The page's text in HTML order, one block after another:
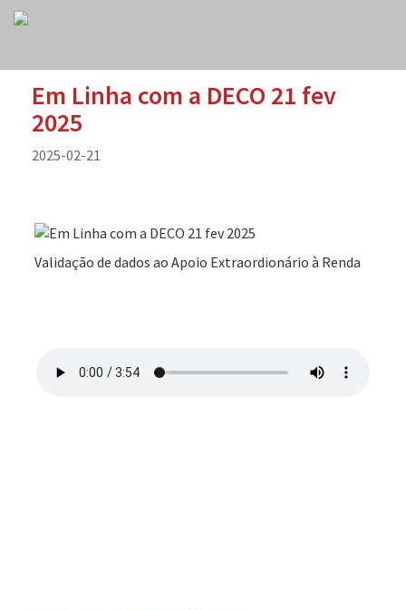
Em Linha com a DECO 21 fev
2025
2025-02-21
Validação de dados ao Apoio Extraordionário à Renda